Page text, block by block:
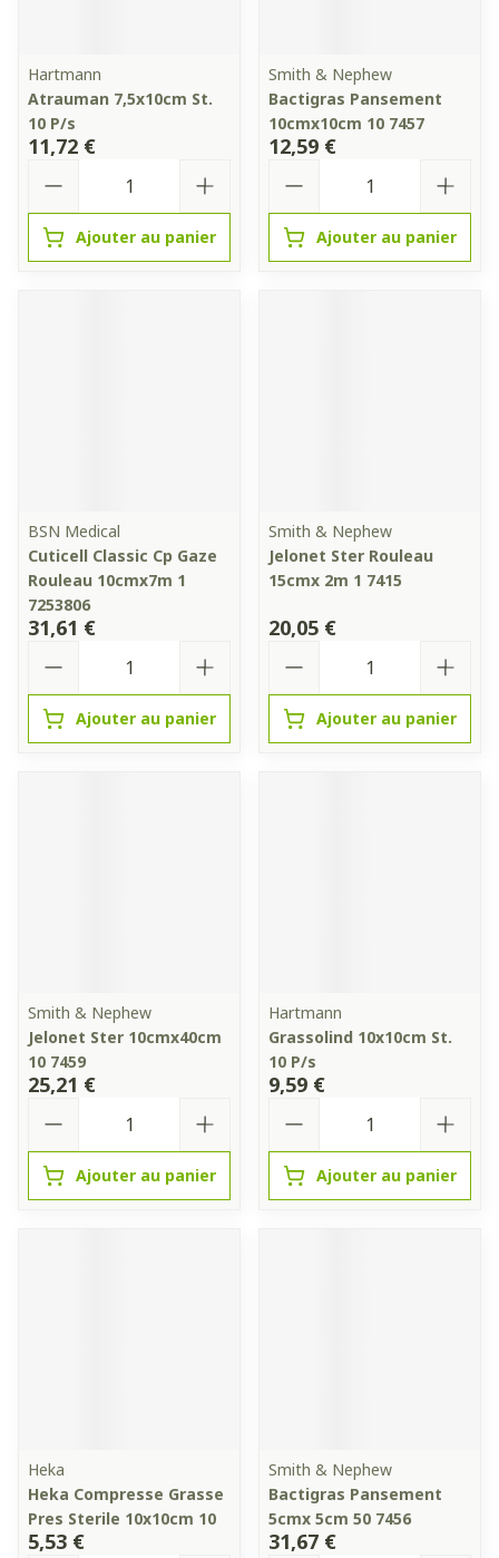
Hartmann
Atrauman 7,5x10cm St.
10 P/s
11,72 €
Ajouter au panier
Smith & Nephew
Bactigras Pansement
10cmx10cm 10 7457
12,59 €
Ajouter au panier
BSN Medical
Cuticell Classic Cp Gaze
Rouleau 10cmx7m 1
7253806
31,61 €
Ajouter au panier
Smith & Nephew
Jelonet Ster Rouleau
15cmx 2m 1 7415
20,05 €
Ajouter au panier
Smith & Nephew
Jelonet Ster 10cmx40cm
10 7459
25,21 €
Ajouter au panier
Hartmann
Grassolind 10x10cm St.
10 P/s
9,59 €
Ajouter au panier
Heka
Heka Compresse Grasse
Pres Sterile 10x10cm 10
5,53 €
Smith & Nephew
Bactigras Pansement
5cmx 5cm 50 7456
31,67 €